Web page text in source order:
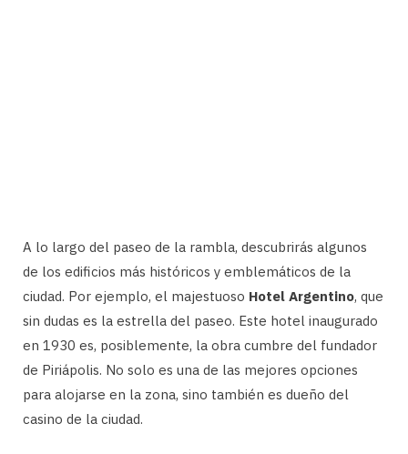
A lo largo del paseo de la rambla, descubrirás algunos
de los edificios más históricos y emblemáticos de la
ciudad. Por ejemplo, el majestuoso Hotel Argentino, que
sin dudas es la estrella del paseo. Este hotel inaugurado
en 1930 es, posiblemente, la obra cumbre del fundador
de Piriápolis. No solo es una de las mejores opciones
para alojarse en la zona, sino también es dueño del
casino de la ciudad.